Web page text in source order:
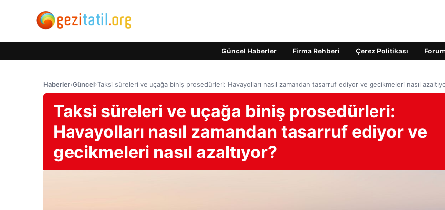
Güncel Haberler Firma Rehberi Çerez Politikası Forum
Haberler›Güncel›Taksi süreleri ve uçağa biniş prosedürleri: Havayolları nasıl zamandan tasarruf ediyor ve gecikmeleri nasıl
Taksi süreleri ve uçağa biniş prosedürleri:
Havayolları nasıl zamandan tasarruf ediyor ve
gecikmeleri nasıl azaltıyor?